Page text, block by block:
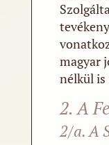
magyar
nélkül is
2. A
2/a. A